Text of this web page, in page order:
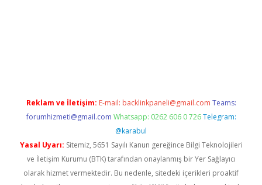
Reklam ve İletişim: E-mail: backlinkpaneli@gmail.com Teams:
forumhizmeti@gmail.com Whatsapp: 0262 606 0 726 Telegram:
@karabul
Yasal Uyarı: Sitemiz, 5651 Sayılı Kanun gereğince Bilgi Teknolojileri
ve İletişim Kurumu (BTK) tarafından onaylanmış bir Yer Sağlayıcı
olarak hizmet vermektedir. Bu nedenle, sitedeki içerikleri proaktif